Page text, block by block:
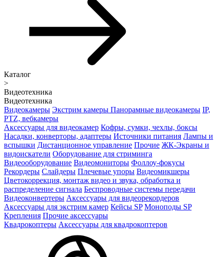
Каталог
>
Видеотехника
Видеотехника
Видеокамеры Экстрим камеры Панорамные видеокамеры IP,
PTZ, вебкамеры
Аксессуары для видеокамер Кофры, сумки, чехлы, боксы
Насадки, конверторы, адаптеры Источники питания Лампы и
вспышки Дистанционное управление Прочие ЖК-Экраны и
видоискатели Оборудование для стриминга
Видеооборудование Видеомониторы Фоллоу-фокусы
Рекордеры Слайдеры Плечевые упоры Видеомикшеры
Цветокоррекция, монтаж видео и звука, обработка и
распределение сигнала Беспроводные системы передачи
Видеоконвертеры Аксессуары для видеорекордеров
Аксессуары для экстрим камер Кейсы SP Моноподы SP
Крепления Прочие аксессуары
Квадрокоптеры Аксессуары для квадрокоптеров